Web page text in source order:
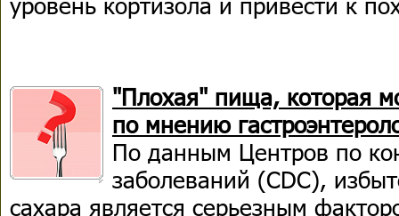
"Плохая" пища, которая
по мнению
По данным Центров по
заболеваний (CDC),
сахара является серьезным